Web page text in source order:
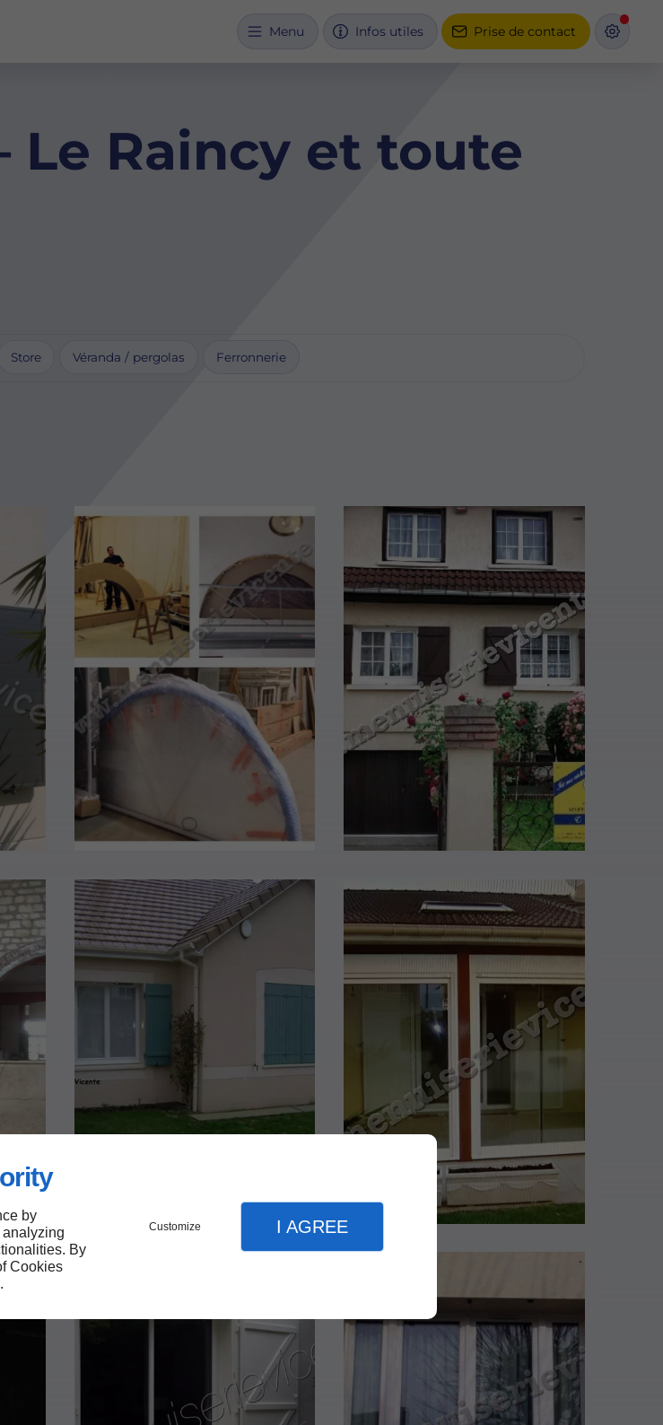
by
By
Cookies
.
Customize I AGREE
Menu Infos utiles Prise de contact
Le Raincy et toute
Store Véranda / pergolas Ferronnerie